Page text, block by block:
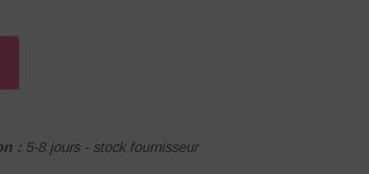
: 5-8 jours - stock fournisseur